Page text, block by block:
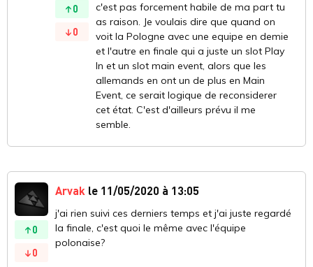
0
0
c'est pas forcement habile de ma part tu
as raison. Je voulais dire que quand on
voit la Pologne avec une equipe en demie
et l'autre en finale qui a juste un slot Play
In et un slot main event, alors que les
allemands en ont un de plus en Main
Event, ce serait logique de reconsiderer
cet état. C'est d'ailleurs prévu il me
semble.
0
0
Arvak le 11/05/2020 à 13:05
j'ai rien suivi ces derniers temps et j'ai juste regardé
la finale, c'est quoi le même avec l'équipe
polonaise?